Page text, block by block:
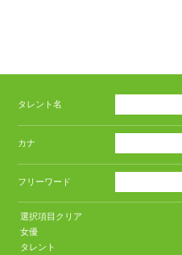
タレント名
カナ
フリーワード
選択項目クリア
女優
タレント